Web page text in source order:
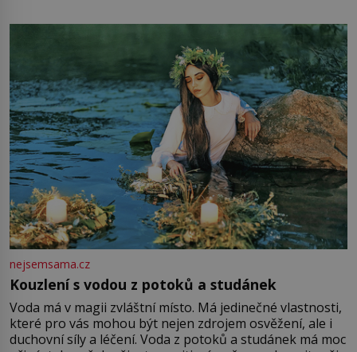
milostpaní. Stačí jenom na sukni,“ zhodnotí švadlena
množství růžového mušelínu. „Ošidili vás, podívejte.“
nejsemsama.cz
Kouzlení s vodou z potoků a studánek
Voda má v magii zvláštní místo. Má jedinečné vlastnosti,
které pro vás mohou být nejen zdrojem osvěžení, ale i
duchovní síly a léčení. Voda z potoků a studánek má moc